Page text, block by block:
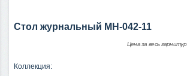
Стол журнальный МН-042-11
Цена за весь гарнитур
Коллекция: